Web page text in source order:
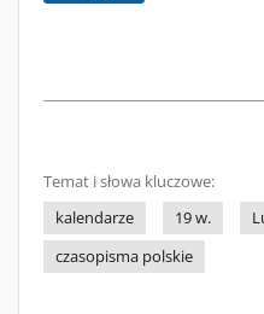
Temat i słowa kluczowe:
kalendarze
19 w.
czasopisma polskie